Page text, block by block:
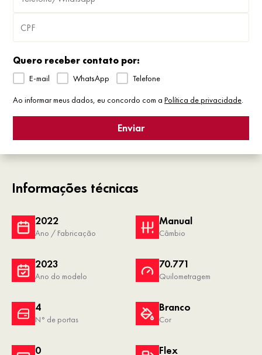
Quero receber contato por:
E-mail WhatsApp Telefone
Ao informar meus dados, eu concordo com a Política de privacidade.
Enviar
Informações técnicas
2022
Ano / Fabricação
Manual
Câmbio
4
N° de portas
Branco
Cor
2023
Ano do modelo
70.771
Quilometragem
0 Flex